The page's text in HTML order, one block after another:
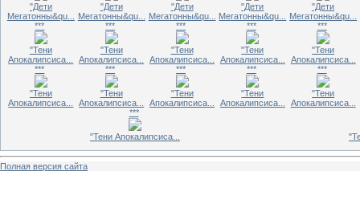
"Дети
Мегатонны&qu...
"Дети
Мегатонны&qu...
"Дети
Мегатонны&qu...
"Дети
Мегатонны&qu...
"Дети
Мегатонны&qu...
***
"Тени
Апокалипсиса...
***
"Тени
Апокалипсиса...
***
"Тени
Апокалипсиса...
***
"Тени
Апокалипсиса...
***
"Тени
Апокалипсиса...
***
"Тени
Апокалипсиса...
***
"Тени
Апокалипсиса...
***
"Тени
Апокалипсиса...
***
"Тени
Апокалипсиса...
***
"Тени
Апокалипсиса...
***
"Тени Апокалипсиса...
Полная версия сайта